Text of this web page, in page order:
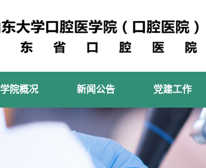
学院概况 新闻公告 党建工作